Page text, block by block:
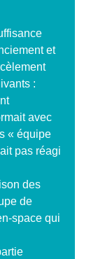
et
:
avec
« équipe
pas réagi
des
de
space qui